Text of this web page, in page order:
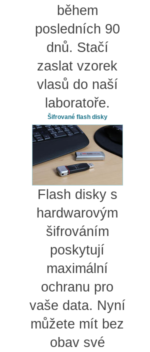
během
posledních 90
dnů. Stačí
zaslat vzorek
vlasů do naší
laboratoře.
Šifrované flash disky
Flash disky s
hardwarovým
šifrováním
poskytují
maximální
ochranu pro
vaše data. Nyní
můžete mít bez
obav své